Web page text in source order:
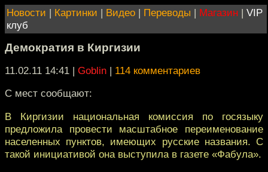
Новости | Картинки | Видео | Переводы | Магазин | VIP
клуб
Демократия в Киргизии
11.02.11 14:41 | Goblin | 114 комментариев
C мест сообщают:
В Киргизии национальная комиссия по госязыку
предложила провести масштабное переименование
населенных пунктов, имеющих русские названия. С
такой инициативой она выступила в газете «Фабула».